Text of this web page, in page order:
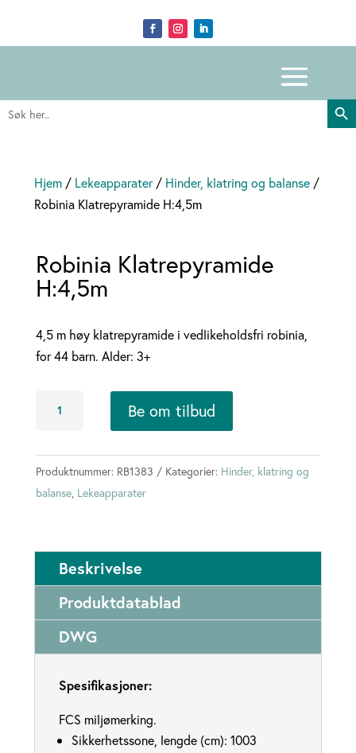
Search
for:
Search
Hjem/ Lekeapparater/ Hinder, klatring og balanse/
Robinia Klatrepyramide H:4,5m
Robinia Klatrepyramide
H:4,5m
4,5 m høy klatrepyramide i vedlikeholdsfri robinia,
for 44 barn. Alder: 3+
antall
Be om tilbud
Produktnummer: RB1383 Kategorier: Hinder, klatring og
balanse, Lekeapparater
Beskrivelse
Produktdatablad
DWG
Spesifikasjoner:
FCS miljømerking.
Sikkerhetssone, lengde (cm): 1003